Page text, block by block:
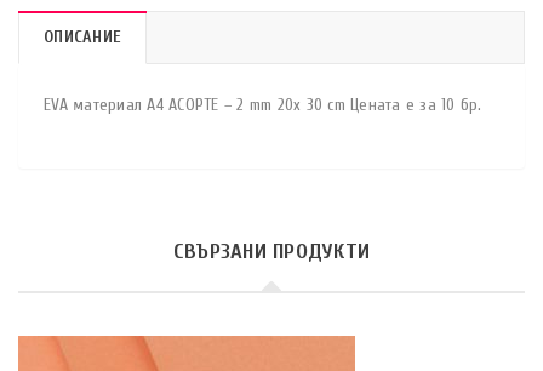
ОПИСАНИЕ
EVA материал A4 АСОРТЕ – 2 mm 20x 30 cm Цената е за 10 бр.
СВЪРЗАНИ ПРОДУКТИ